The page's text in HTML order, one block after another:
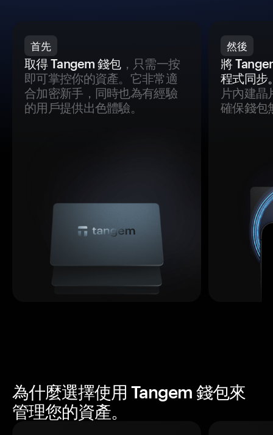
首先
取得 Tangem 錢包，只需一按
即可掌控你的資產。它非常適
合加密新手，同時也為有經驗
的用戶提供出色體驗。
然後
將
程式同步
片內建晶
確保錢包
為什麼選擇使用 Tangem 錢包來
管理您的資產。